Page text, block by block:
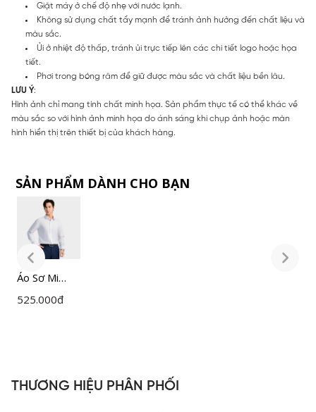
Giặt máy ở chế độ nhẹ với nước lạnh.
Không sử dụng chất tẩy mạnh để tránh ảnh hưởng đến chất liệu và
màu sắc.
Ủi ở nhiệt độ thấp, tránh ủi trực tiếp lên các chi tiết logo hoặc họa
tiết.
Phơi trong bóng râm để giữ được màu sắc và chất liệu bền lâu.
LƯU Ý:
Hình ảnh chỉ mang tính chất minh họa. Sản phẩm thực tế có thể khác về
màu sắc so với hình ảnh minh họa do ánh sáng khi chụp ảnh hoặc màn
hình hiển thị trên thiết bị của khách hàng.
SẢN PHẨM DÀNH CHO BẠN
Áo Sơ Mi
Nam Trắng
525.000đ
THƯƠNG HIỆU PHÂN PHỐI